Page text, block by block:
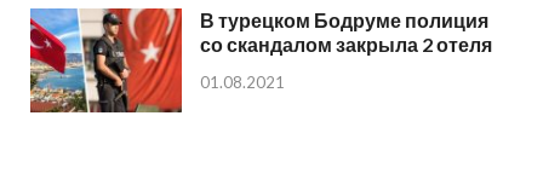
В турецком Бодруме полиция
со скандалом закрыла 2 отеля
01.08.2021